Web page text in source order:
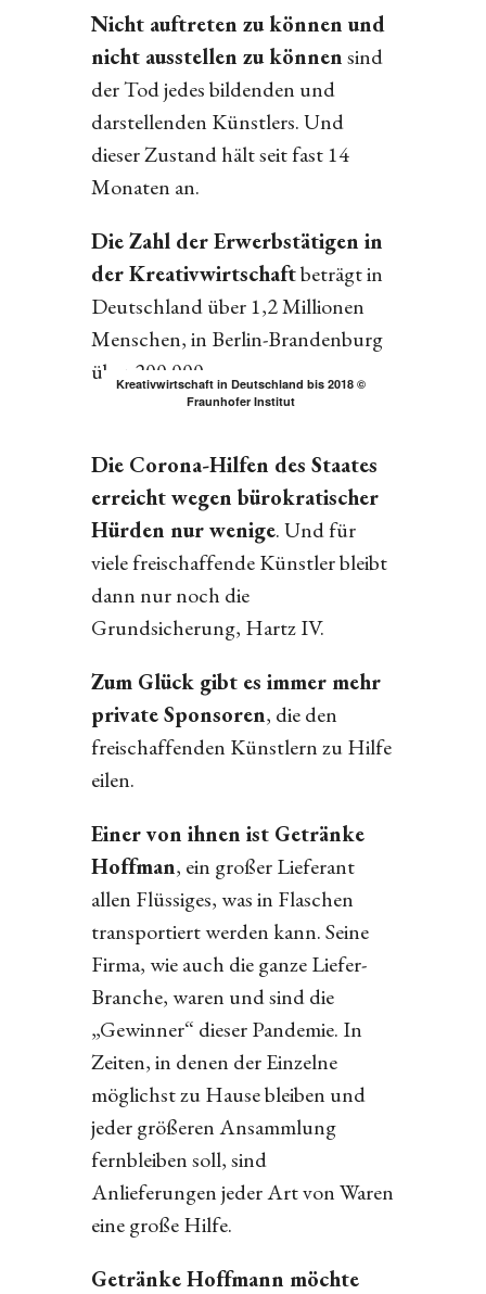
Nicht auftreten zu können und
nicht ausstellen zu könnensind
der Tod jedes bildenden und
darstellenden Künstlers. Und
dieser Zustand hält seit fast 14
Monaten an.
Die Zahl der Erwerbstätigen in
der Kreativwirtschaftbeträgt in
Deutschland über 1,2 Millionen
Menschen, in Berlin-Brandenburg
über 200.000.
Kreativwirtschaft in Deutschland bis 2018 ©
Fraunhofer Institut
Die Corona-Hilfen des Staates
erreicht wegen bürokratischer
Hürden nur wenige. Und für
viele freischaffende Künstler bleibt
dann nur noch die
Grundsicherung, Hartz IV.
Zum Glück gibt es immer mehr
private Sponsoren, die den
freischaffenden Künstlern zu Hilfe
eilen.
Einer von ihnen ist Getränke
Hoffman, ein großer Lieferant
allen Flüssiges, was in Flaschen
transportiert werden kann. Seine
Firma, wie auch die ganze Liefer-
Branche, waren und sind die
„Gewinner“ dieser Pandemie. In
Zeiten, in denen der Einzelne
möglichst zu Hause bleiben und
jeder größeren Ansammlung
fernbleiben soll, sind
Anlieferungen jeder Art von Waren
eine große Hilfe.
Getränke Hoffmann möchte